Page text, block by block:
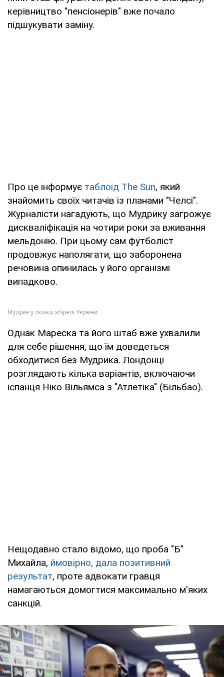
керівництво "пенсіонерів" вже почало
підшукувати заміну.
Про це інформує таблоїд The Sun, який
знайомить своїх читачів із планами "Челсі".
Журналісти нагадують, що Мудрику загрожує
дискваліфікація на чотири роки за вживання
мельдонію. При цьому сам футболіст
продовжує наполягати, що заборонена
речовина опинилась у його організмі
випадково.
Однак Мареска та його штаб вже ухвалили
для себе рішення, що їм доведеться
обходитися без Мудрика. Лондонці
розглядають кілька варіантів, включаючи
іспанця Ніко Вільямса з "Атлетіка" (Більбао).
Нещодавно стало відомо, що проба "Б"
Михайла, ймовірно, дала позитивний
результат, проте адвокати гравця
намагаються домогтися максимально м'яких
санкцій.